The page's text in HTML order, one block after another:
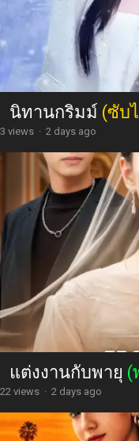
นิทานกริมม์ (ซับ
3 views · 2 days ago
แต่งงานกับพายุ (
22 views · 2 days ago